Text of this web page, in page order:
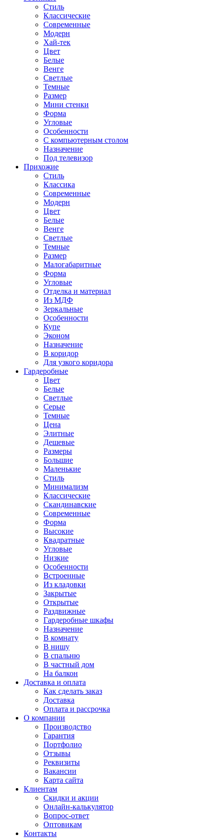
Стиль
Классические
Современные
Модерн
Хай-тек
Цвет
Белые
Венге
Светлые
Темные
Размер
Мини стенки
Форма
Угловые
Особенности
С компьютерным столом
Назначение
Под телевизор
Прихожие
Стиль
Классика
Современные
Модерн
Цвет
Белые
Венге
Светлые
Темные
Размер
Малогабаритные
Форма
Угловые
Отделка и материал
Из МДФ
Зеркальные
Особенности
Купе
Эконом
Назначение
В коридор
Для узкого коридора
Гардеробные
Цвет
Белые
Светлые
Серые
Темные
Цена
Элитные
Дешевые
Размеры
Большие
Маленькие
Стиль
Минимализм
Классические
Скандинавские
Современные
Форма
Высокие
Квадратные
Угловые
Низкие
Особенности
Встроенные
Из кладовки
Закрытые
Открытые
Раздвижные
Гардеробные шкафы
Назначение
В комнату
В нишу
В спальню
В частный дом
На балкон
Доставка и оплата
Как сделать заказ
Доставка
Оплата и рассрочка
О компании
Производство
Гарантия
Портфолио
Отзывы
Реквизиты
Вакансии
Карта сайта
Клиентам
Скидки и акции
Онлайн-калькулятор
Вопрос-ответ
Оптовикам
Контакты